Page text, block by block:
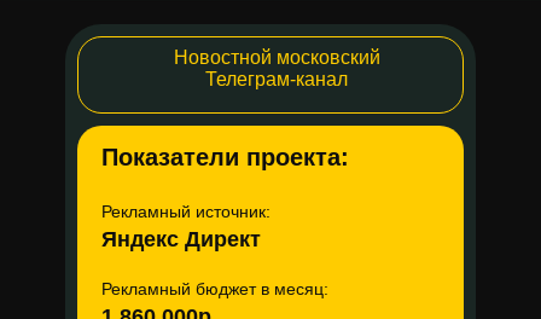
Новостной московский
Телеграм-канал
Рекламный бюджет в месяц:
Яндекс Директ
Рекламный источник:
Показатели проекта: